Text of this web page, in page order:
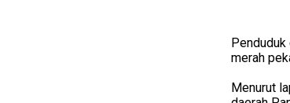
Penduduk
merah
Menurut